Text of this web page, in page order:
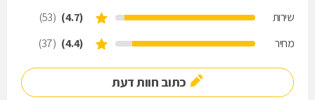
שירות
(4.7)
(53)
מחיר
(4.4)
(37)
כתוב חוות דעת